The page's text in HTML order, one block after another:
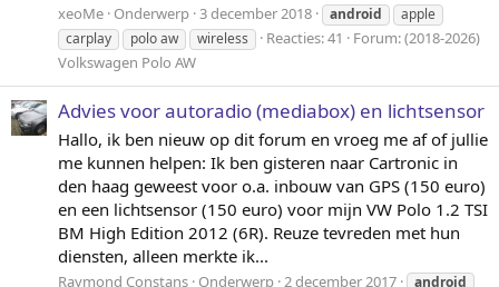
xeoMe Onderwerp 3 december 2018 android
apple
carplay
polo aw wireless Reacties: 41 Forum:(2018-2026)
Volkswagen Polo AW
Advies voor autoradio (mediabox) en lichtsensor
Hallo, ik ben nieuw op dit forum en vroeg me af of jullie
me kunnen helpen: Ik ben gisteren naar Cartronic in
den haag geweest voor o.a. inbouw van GPS (150 euro)
en een lichtsensor (150 euro) voor mijn VW Polo 1.2 TSI
BM High Edition 2012 (6R). Reuze tevreden met hun
diensten, alleen merkte ik...
Raymond Constans Onderwerp 2 december 2017
android